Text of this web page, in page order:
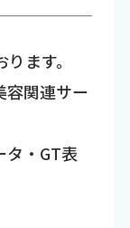
ます。
関連サー
・GT表